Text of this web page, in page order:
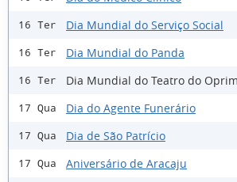
16 Ter Dia Mundial do Serviço Social
16 Ter Dia Mundial do Panda
16 Ter Dia Mundial do Teatro do
17 Qua Dia do Agente Funerário
17 Qua Dia de São Patrício
17 Qua Aniversário de Aracaju